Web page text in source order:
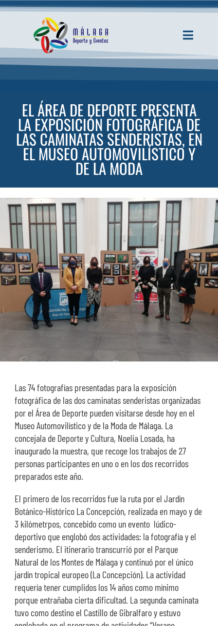
Saltar
Toggle
INICIO
ACTUALIDAD
SERVICIOS
EVENTOS
ESPACIOS
SOBRE NOSOTROS
TRANSPARENCIA
EL ÁREA DE DEPORTE PRESENTA
LA EXPOSICIÓN FOTOGRÁFICA DE
LAS CAMINATAS SENDERISTAS, EN
EL MUSEO AUTOMOVILÍSTICO Y
DE LA MODA
Las 74 fotografías presentadas para la exposición
fotográfica de las dos caminatas senderistas organizadas
por el Área de Deporte pueden visitarse desde hoy en el
Museo Automovilístico y de la Moda de Málaga. La
concejala de Deporte y Cultura, Noelia Losada, ha
inaugurado la muestra, que recoge los trabajos de 27
personas participantes en uno o en los dos recorridos
preparados este año.
El primero de los recorridos fue la ruta por el Jardín
Botánico-Histórico La Concepción, realizada en mayo y de
3 kilómetrpos, concebido como un evento lúdico-
deportivo que englobó dos actividades: la fotografía y el
senderismo. El itinerario transcurrió por el Parque
Natural de los Montes de Málaga y continuó por el único
jardín tropical europeo (La Concepción). La actividad
requería tener cumplidos los 14 años como mínimo
porque entrañaba cierta dificultad. La segunda caminata
tuvo como destino el Castillo de Gibralfaro y estuvo